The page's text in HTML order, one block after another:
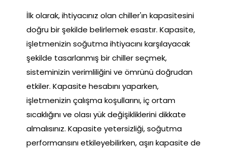
İlk olarak, ihtiyacınız olan chiller'ın kapasitesini
doğru bir şekilde belirlemek esastır. Kapasite,
işletmenizin soğutma ihtiyacını karşılayacak
şekilde tasarlanmış bir chiller seçmek,
sisteminizin verimliliğini ve ömrünü doğrudan
etkiler. Kapasite hesabını yaparken,
işletmenizin çalışma koşullarını, iç ortam
sıcaklığını ve olası yük değişikliklerini dikkate
almalısınız. Kapasite yetersizliği, soğutma
performansını etkileyebilirken, aşırı kapasite de